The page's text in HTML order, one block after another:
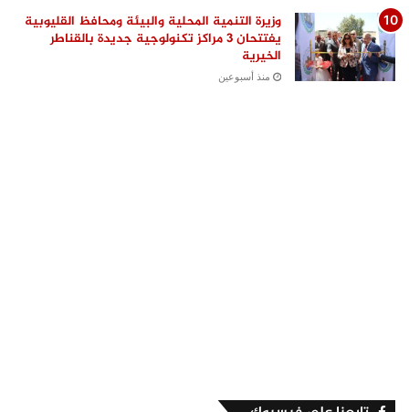
وزيرة التنمية المحلية والبيئة ومحافظ القليوبية
يفتتحان 3 مراكز تكنولوجية جديدة بالقناطر
الخيرية
منذ أسبوعين